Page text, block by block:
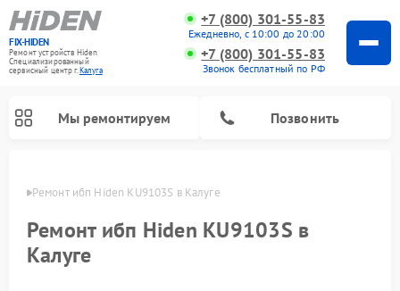
FIX-HIDEN
Ремонт устройств Hiden
Специализированный
cервисный центр г.Калуга
+7 (800) 301-55-83
Ежедневно, с 10:00 до 20:00
+7 (800) 301-55-83
Звонок бесплатный по РФ
Мы ремонтируем Позвонить
Ремонт ибп Hiden KU9103S в Калуге
Ремонт ибп Hiden KU9103S в
Калуге